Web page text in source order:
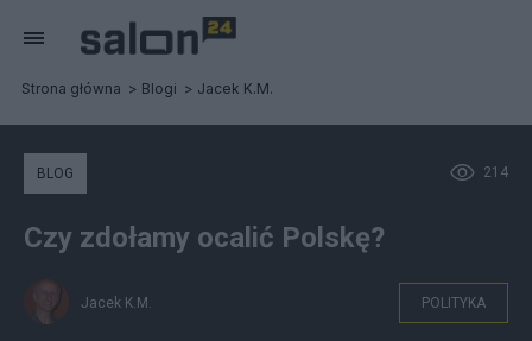
Strona główna Blogi Jacek K.M.
214
BLOG
Czy zdołamy ocalić Polskę?
Jacek K.M. POLITYKA